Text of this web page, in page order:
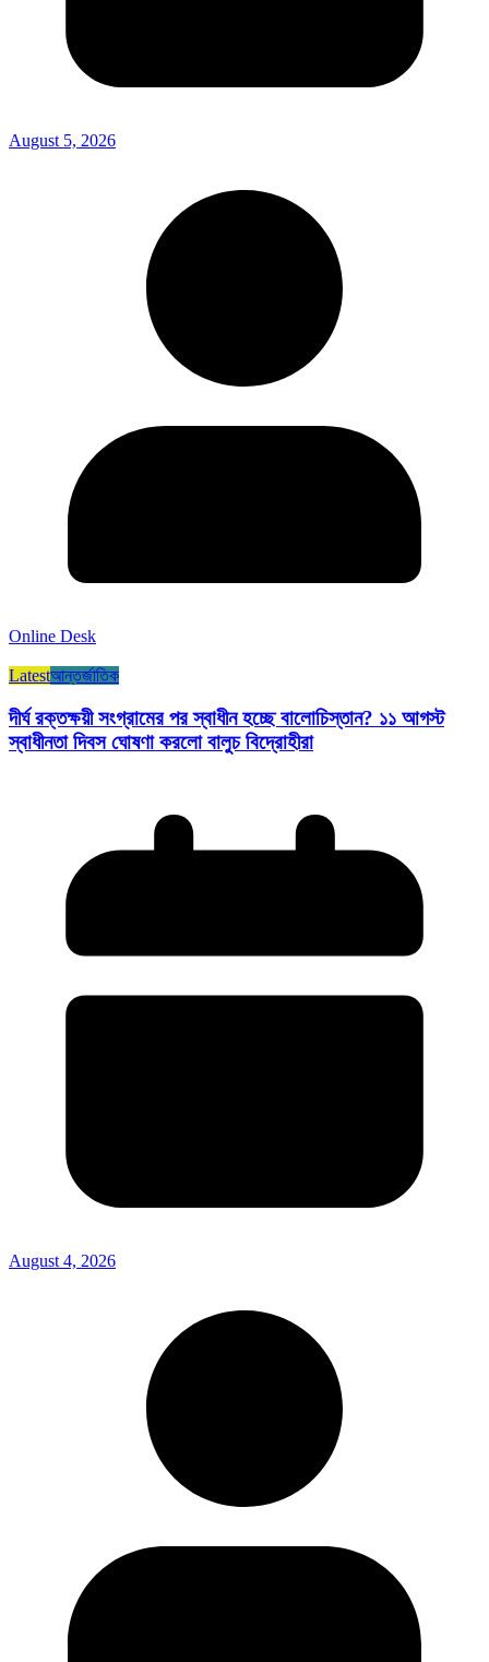
August 5, 2026
Online Desk
Latestআন্তর্জাতিক
দীর্ঘ রক্তক্ষয়ী সংগ্রামের পর স্বাধীন হচ্ছে বালোচিস্তান? ১১ আগস্ট
স্বাধীনতা দিবস ঘোষণা করলো বালুচ বিদ্রোহীরা
August 4, 2026